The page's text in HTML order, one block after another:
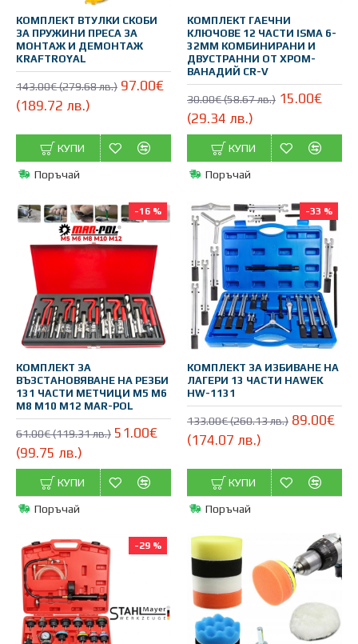
КОМПЛЕКТ ВТУЛКИ СКОБИ
ЗА ПРУЖИНИ ПРЕСА ЗА
МОНТАЖ И ДЕМОНТАЖ
KRAFTROYAL
143.00€ (279.68 лв.) 97.00€
(189.72 лв.)
КУПИ
Поръчай
КОМПЛЕКТ ГАЕЧНИ
КЛЮЧОВЕ 12 ЧАСТИ ISMA 6-
32ММ КОМБИНИРАНИ И
ДВУСТРАННИ ОТ ХРОМ-
ВАНАДИЙ CR-V
30.00€ (58.67 лв.) 15.00€
(29.34 лв.)
КУПИ
Поръчай
-16 %
КОМПЛЕКТ ЗА
ВЪЗСТАНОВЯВАНЕ НА РЕЗБИ
131 ЧАСТИ МЕТЧИЦИ М5 М6
М8 М10 М12 MAR-POL
61.00€ (119.31 лв.) 51.00€
(99.75 лв.)
КУПИ
Поръчай
-33 %
КОМПЛЕКТ ЗА ИЗБИВАНЕ НА
ЛАГЕРИ 13 ЧАСТИ HAWEK
HW-1131
133.00€ (260.13 лв.) 89.00€
(174.07 лв.)
КУПИ
Поръчай
-29 %